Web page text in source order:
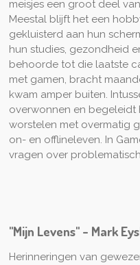
meisjes een groot deel
Meestal blijft het een
gekluisterd aan hun
hun studies, gezondheid
behoorde tot die laatste
met gamen, bracht
kwam amper buiten.
overwonnen en begeleidt
worstelen met overmatig
on- en offlineleven. In
vragen over
"Mijn Levens" - Mark
Herinneringen van